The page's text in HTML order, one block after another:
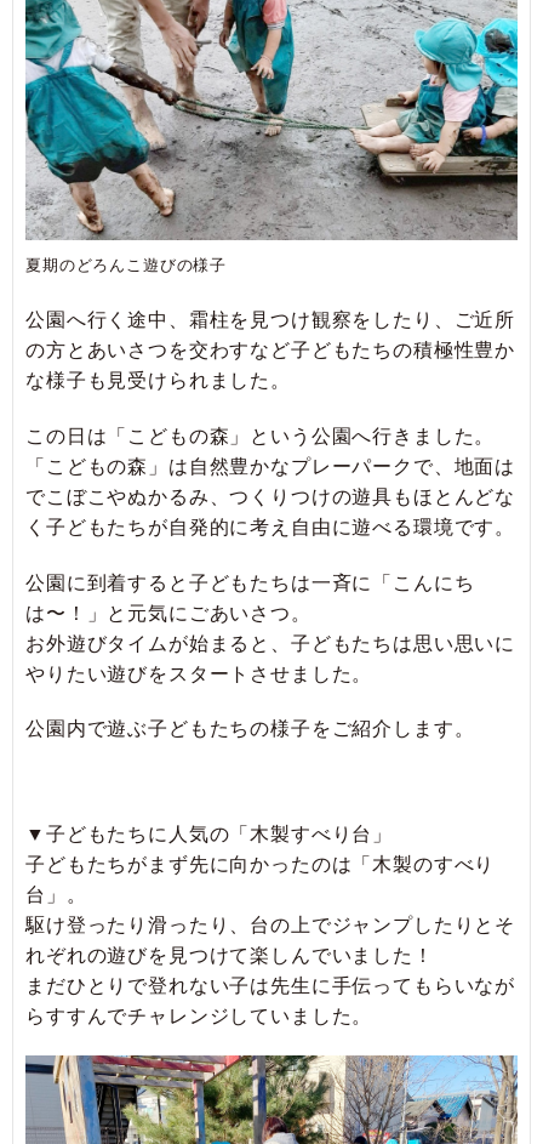
夏期のどろんこ遊びの様子
公園へ行く途中、霜柱を見つけ観察をしたり、ご近所
の方とあいさつを交わすなど子どもたちの積極性豊か
な様子も見受けられました。
この日は「こどもの森」という公園へ行きました。
「こどもの森」は自然豊かなプレーパークで、地面は
でこぼこやぬかるみ、つくりつけの遊具もほとんどな
く子どもたちが自発的に考え自由に遊べる環境です。
公園に到着すると子どもたちは一斉に「こんにち
は〜！」と元気にごあいさつ。
お外遊びタイムが始まると、子どもたちは思い思いに
やりたい遊びをスタートさせました。
公園内で遊ぶ子どもたちの様子をご紹介します。
▼子どもたちに人気の「木製すべり台」
子どもたちがまず先に向かったのは「木製のすべり
台」。
駆け登ったり滑ったり、台の上でジャンプしたりとそ
れぞれの遊びを見つけて楽しんでいました！
まだひとりで登れない子は先生に手伝ってもらいなが
らすすんでチャレンジしていました。